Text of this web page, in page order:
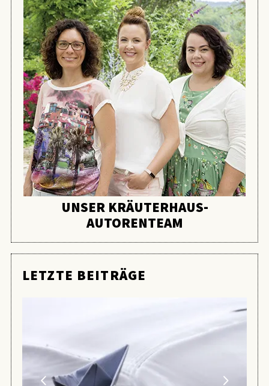
UNSER KRÄUTERHAUS-
AUTORENTEAM
LETZTE BEITRÄGE